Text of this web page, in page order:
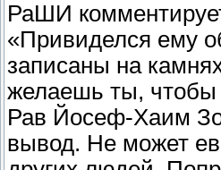
РаШИ
«Привиделся ему
записаны на
желаешь ты, чтобы
Рав Йосеф-Хаим
вывод. Не может